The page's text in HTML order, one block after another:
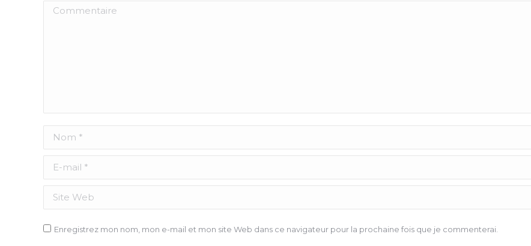
Commentaire
Nom *
E-mail *
Site Web
Enregistrez mon nom, mon e-mail et mon site Web dans ce navigateur pour la prochaine fois que je commenterai.